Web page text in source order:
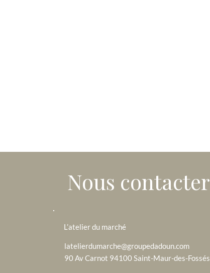
Nous contacter
L’atelier du marché
latelierdumarche@groupedadoun.com
90 Av Carnot 94100 Saint-Maur-des-Fossés